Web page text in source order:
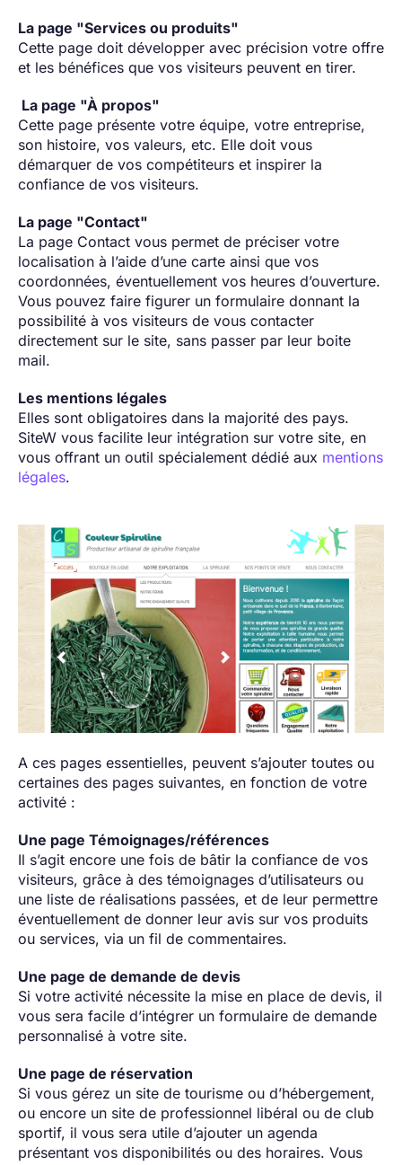
La page "Services ou produits"
Cette page doit développer avec précision votre offre
et les bénéfices que vos visiteurs peuvent en tirer.
La page "À propos"
Cette page présente votre équipe, votre entreprise,
son histoire, vos valeurs, etc. Elle doit vous
démarquer de vos compétiteurs et inspirer la
confiance de vos visiteurs.
La page "Contact"
La page Contact vous permet de préciser votre
localisation à l’aide d’une carte ainsi que vos
coordonnées, éventuellement vos heures d’ouverture.
Vous pouvez faire figurer un formulaire donnant la
possibilité à vos visiteurs de vous contacter
directement sur le site, sans passer par leur boite
mail.
Les mentions légales
Elles sont obligatoires dans la majorité des pays.
SiteW vous facilite leur intégration sur votre site, en
vous offrant un outil spécialement dédié aux mentions
légales.
A ces pages essentielles, peuvent s’ajouter toutes ou
certaines des pages suivantes, en fonction de votre
activité :
Une page Témoignages/références
Il s’agit encore une fois de bâtir la confiance de vos
visiteurs, grâce à des témoignages d’utilisateurs ou
une liste de réalisations passées, et de leur permettre
éventuellement de donner leur avis sur vos produits
ou services, via un fil de commentaires.
Une page de demande de devis
Si votre activité nécessite la mise en place de devis, il
vous sera facile d’intégrer un formulaire de demande
personnalisé à votre site.
Une page de réservation
Si vous gérez un site de tourisme ou d’hébergement,
ou encore un site de professionnel libéral ou de club
sportif, il vous sera utile d’ajouter un agenda
présentant vos disponibilités ou des horaires. Vous